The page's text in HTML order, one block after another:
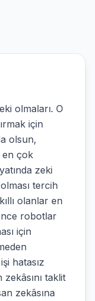
olmaları. O
için
olsun,
en çok
zeki
tercih
olanlar en
robotlar
için
hatasız
taklit
zekâsına